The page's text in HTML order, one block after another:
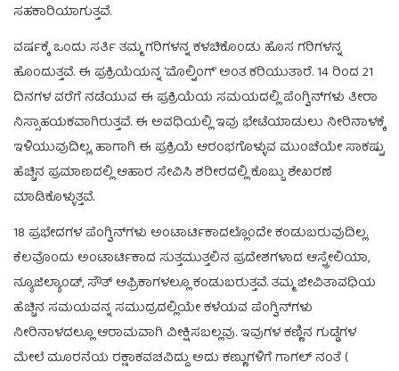
ಸಹಕಾರಿಯಾಗುತ್ತವೆ.
ವರ್ಷಕ್ಕೆ ಒಂದು ಸರ್ತಿ ತಮ್ಮ ಗರಿಗಳನ್ನ ಕಳಚಿಕೊಂಡು ಹೊಸ ಗರಿಗಳನ್ನ
ಹೊಂದುತ್ತವೆ. ಈ ಪ್ರಕ್ರಿಯೆಯನ್ನ ‘ಮೊಲ್ಟಿಂಗ್’ ಅಂತ ಕರಿಯುತಾರೆ. 14 ರಿಂದ 21
ದಿನಗಳ ವರೆಗೆ ನಡೆಯುವ ಈ ಪ್ರಕ್ರಿಯೆಯ ಸಮಯದಲ್ಲಿ ಪೆಂಗ್ವಿನ್‌‌ಗಳು ತೀರಾ
ನಿಸ್ಸಾಹಯಕವಾಗಿರುತ್ತವೆ. ಈ ಅವಧಿಯಲ್ಲಿ ಇವು ಭೇಟೆಯಾಡುಲು ನೀರಿನಾಳಕ್ಕೆ
ಇಳಿಯುವುದಿಲ್ಲ, ಹಾಗಾಗಿ ಈ ಪ್ರಕ್ರಿಯೆ ಆರಂಭಗೊಳ್ಳುವ ಮುಂಚೆಯೇ ಸಾಕಷ್ಟು
ಹೆಚ್ಚಿನ ಪ್ರಮಾಣದಲ್ಲಿ ಆಹಾರ ಸೇವಿಸಿ ಶರೀರದಲ್ಲಿ ಕೊಬ್ಬು ಶೇಖರಣೆ
ಮಾಡಿಕೊಳ್ಳುತ್ತವೆ.
18 ಪ್ರಭೇದಗಳ ಪೆಂಗ್ವಿನ್‌‌ಗಳು ಅಂಟಾರ್ಟಿಕಾದಲ್ಲೊಂದೇ ಕಂಡುಬರುವುದಿಲ್ಲ.
ಕೆಲವೊಂದು ಅಂಟಾರ್ಟಿಕಾದ ಸುತ್ತಮುತ್ತಲಿನ ಪ್ರದೇಶಗಳಾದ ಆಸ್ಟ್ರೇಲಿಯಾ,
ನ್ಯೂಜಿಲ್ಯಾಂಡ್, ಸೌತ್ ಆಫ್ರಿಕಾಗಳಲ್ಲೂ ಕಂಡುಬರುತ್ತವೆ. ತಮ್ಮ ಜೀವಿತಾವಧಿಯ
ಹೆಚ್ಚಿನ ಸಮಯವನ್ನ ಸಮುದ್ರದಲ್ಲಿಯೇ ಕಳೆಯವ ಪೆಂಗ್ವಿನ್‌‌ಗಳು
ನೀರಿನಾಳದಲ್ಲೂ ಆರಾಮವಾಗಿ ವೀಕ್ಷಿಸಬಲ್ಲವು. ಇವುಗಳ ಕಣ್ಣಿನ ಗುಡ್ಡೆಗಳ
ಮೇಲೆ ಮೂರನೆಯ ರಕ್ಷಾಕವಚವಿದ್ದು ಅದು ಕಣ್ಣುಗಳಿಗೆ ಗಾಗಲ್ ನಂತೆ (